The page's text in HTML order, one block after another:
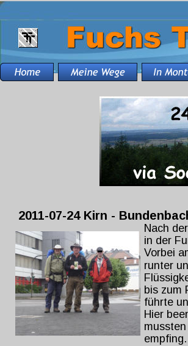
2011-07-24 Kirn -
Nach
in der
Vorbei
runter
bis zum
führte
Hier